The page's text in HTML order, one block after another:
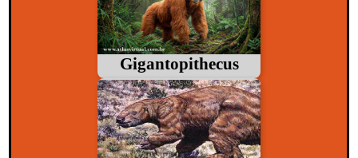
Gigantopithecus